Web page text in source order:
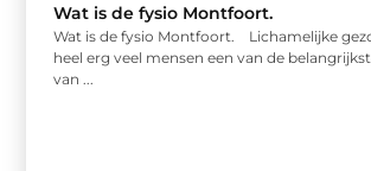
Wat is de fysio Montfoort.
Wat is de fysio Montfoort. Lichamelijke
heel erg veel mensen een van de
van ...